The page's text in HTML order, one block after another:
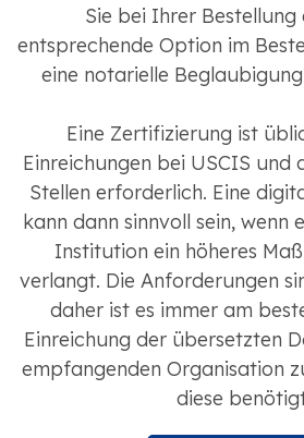
Sie bei Ihrer Bestellung
entsprechende Option im
eine notarielle
Eine Zertifizierung ist
Einreichungen bei USCIS und
Stellen erforderlich. Eine
kann dann sinnvoll sein, wenn
Institution ein höheres
verlangt. Die Anforderungen
daher ist es immer am
Einreichung der übersetzten
empfangenden Organisation
diese